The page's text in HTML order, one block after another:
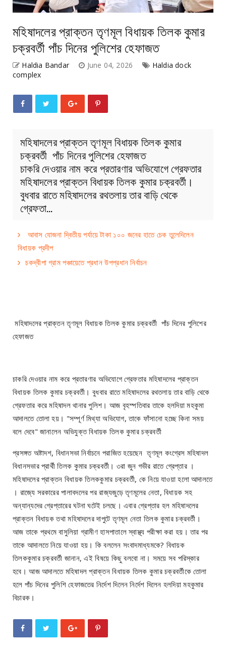
মহিষাদলের প্রাক্তন তৃণমূল বিধায়ক তিলক কুমার
চক্রবর্তী পাঁচ দিনের পুলিশের হেফাজত
Haldia Bandar June 04, 2026
Haldia dock
complex
মহিষাদলের প্রাক্তন তৃণমূল বিধায়ক তিলক কুমার
চক্রবর্তী পাঁচ দিনের পুলিশের হেফাজত
চাকরি দেওয়ার নাম করে প্রতারণার অভিযোগে গ্রেফতার
মহিষাদলের প্রাক্তন বিধায়ক তিলক কুমার চক্রবর্তী।
বুধবার রাতে মহিষাদলের রথতলায় তার বাড়ি থেকে
গ্রেফতা…
আবাস যোজনা দ্বিতীয় পর্যায়ে টাকা ১০০ জনের হাতে চেক তুলেদিলেন
বিধায়ক প্রদীপ
চকদ্বীপা গ্রাম পঞ্চায়েতে প্রধান উপপ্রধান নির্বাচন
মহিষাদলের প্রাক্তন তৃণমূল বিধায়ক তিলক কুমার চক্রবর্তী পাঁচ দিনের পুলিশের
হেফাজত
চাকরি দেওয়ার নাম করে প্রতারণার অভিযোগে গ্রেফতার মহিষাদলের প্রাক্তন
বিধায়ক তিলক কুমার চক্রবর্তী। বুধবার রাতে মহিষাদলের রথতলায় তার বাড়ি থেকে
গ্রেফতার করে মহিষাদল থানার পুলিশ। আজ বৃহস্পতিবার তাকে হলদিয়া মহকুমা
আদালতে তোলা হয়। "সম্পূর্ণ মিথ্যা অভিযোগ, তাকে ফাঁসানো হচ্ছে কিনা সময়
বলে দেবে" জানালেন অভিযুক্ত বিধায়ক তিলক কুমার চক্রবর্তী
প্রসঙ্গত অষ্টাদশ, বিধানসভা নির্বাচনে পরাজিত হয়েছেন তৃণমূল কংগ্রেস মহিষাদল
বিধানসভার প্রার্থী তিলক কুমার চক্রবর্তী। ৩রা জুন গভীর রাতে গ্রেপ্তার ।
মহিষাদলের প্রাক্তন বিধায়ক তিলককুমার চক্রবর্তী, কে নিয়ে যাওয়া হলো আদালতে
। রাজ্যে সরকারের পালাবদলের পর রাজ্যজুড়ে তৃণমূলের নেতা, বিধায়ক সহ
অন্যান্যদের গ্রেপ্তারের ঘটনা ঘটেই চলছে। এবার গ্রেপ্তার হল মহিষাদলের
প্রাক্তন বিধায়ক তথা মহিষাদলের দাপুটে তৃণমূল নেতা তিলক কুমার চক্রবর্তী।
আজ তাকে প্রথমে বাসুলিয়া গ্রামীণ হাসপাতালে স্বাস্থ্য পরীক্ষা করা হয়। তার পর
তাকে আদালতে নিয়ে যাওয়া হয়। কি বললেন সংবাদমাধ্যমকে? বিধায়ক
তিলককুমার চক্রবর্তী জানান, এই বিষয়ে কিছু বলবো না। সময়ে সব পরিস্কার
হবে। আজ আদালতে মহিষাদল প্রাক্তন বিধায়ক তিলক কুমার চক্রবর্তীকে তোলা
হলে পাঁচ দিনের পুলিশি হেফাজতের নির্দেশ দিলেন নির্দেশ দিলেন হলদিয়া মহকুমার
বিচারক।